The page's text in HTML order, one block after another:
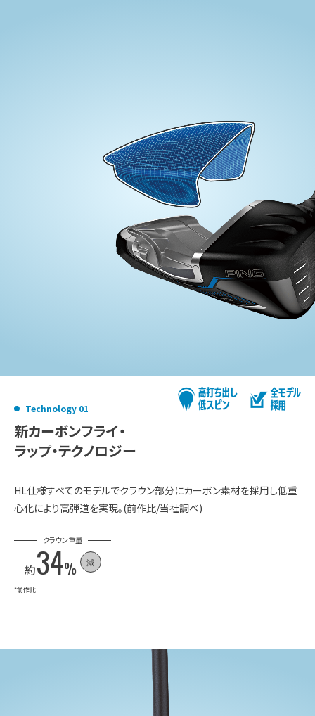
Technology 01
新カーボンフライ・
ラップ・テクノロジー
HL仕様すべてのモデルでクラウン部分にカーボン素材を採用し低重
心化により高弾道を実現。(前作比/当社調べ)
クラウン重量
約34% 減
*前作比